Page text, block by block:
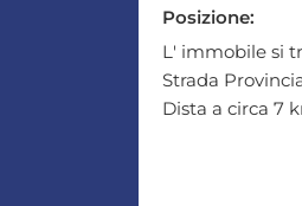
Posizione:
L' immobile si
Strada
Dista a circa 7